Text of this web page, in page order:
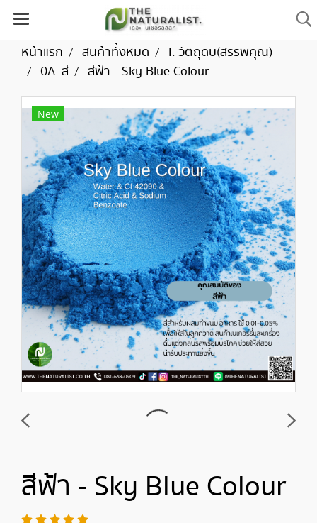
หน้าแรก สินค้าทั้งหมด
I. วัตถุดิบ(สรรพคุณ)
0A. สี
สีฟ้า - Sky Blue Colour
New
สีฟ้า - Sky Blue Colour